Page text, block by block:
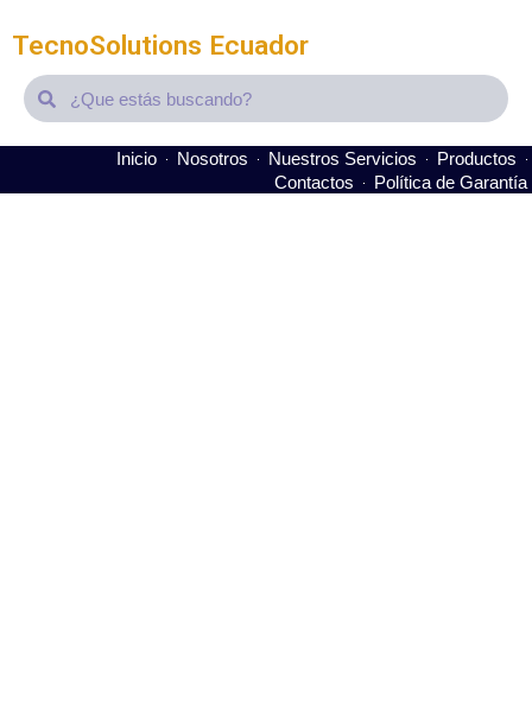
TecnoSolutions Ecuador
SearchSearch
Inicio Nosotros Nuestros Servicios
Productos
Contactos
Política de Garantía